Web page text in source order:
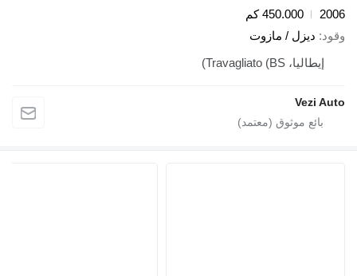
450.000 كم
ديزل / مازوت
إيطاليا، Travagliato (BS)
Vezi